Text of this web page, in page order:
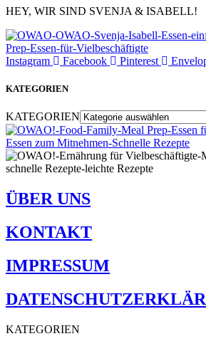
HEY, WIR SIND SVENJA & ISABELL!​
Instagram Facebook Pinterest
KATEGORIEN
KATEGORIEN
ÜBER UNS
KONTAKT
IMPRESSUM
KATEGORIEN